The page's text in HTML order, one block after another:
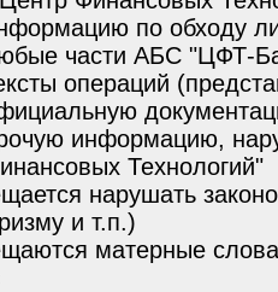
по обходу
части АБС "ЦФТ-
операций
информацию,
Технологий"
нарушать
и т.п.)
матерные